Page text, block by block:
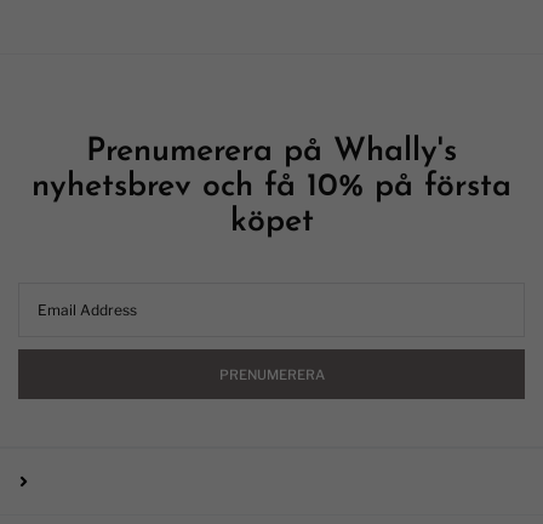
Prenumerera på Whally's
nyhetsbrev och få 10% på första
köpet
PRENUMERERA